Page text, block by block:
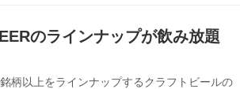
のラインナップが飲み放題
柄以上をラインナップするクラフトビールの